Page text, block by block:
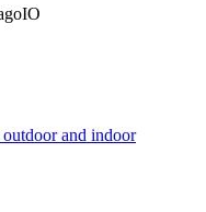
and indoor